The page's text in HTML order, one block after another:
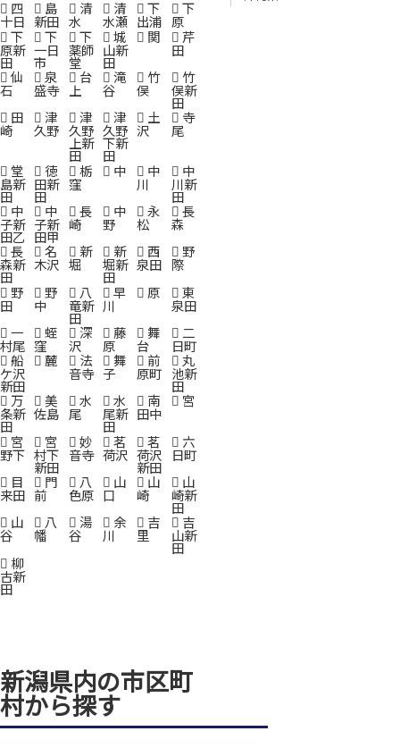
四
十日
島
新田
清
水
清
水瀬
下
出浦
下
原
下
原新
田
下
一日
市
下
薬師
堂
城
山新
田
関 芹
田
仙
石
泉
盛寺
台
上
滝
谷
竹
俣
竹
俣新
田
田
崎
津
久野
津
久野
上新
田
津
久野
下新
田
土
沢
寺
尾
堂
島新
田
徳
田新
田
栃
窪
中 中
川
中
川新
田
中
子新
田乙
中
子新
田甲
長
崎
中
野
永
松
長
森
長
森新
田
名
木沢
新
堀
新
堀新
田
西
泉田
野
際
野
田
野
中
八
竜新
田
早
川
原 東
泉田
一
村尾
蛭
窪
深
沢
藤
原
舞
台
二
日町
船
ケ沢
新田
麓 法
音寺
舞
子
前
原町
丸
池新
田
万
条新
田
美
佐島
水
尾
水
尾新
田
南
田中
宮
宮
野下
宮
村下
新田
妙
音寺
茗
荷沢
茗
荷沢
新田
六
日町
目
来田
門
前
八
色原
山
口
山
崎
山
崎新
田
山
谷
八
幡
湯
谷
余
川
吉
里
吉
山新
田
柳
古新
田
新潟県内の市区町
村から探す